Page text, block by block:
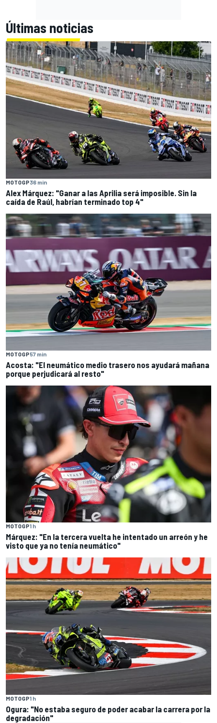
Últimas noticias
MOTOGP36 min
Alex Márquez: "Ganar a las Aprilia será imposible. Sin la
caída de Raúl, habrían terminado top 4"
MOTOGP57 min
Acosta: "El neumático medio trasero nos ayudará mañana
porque perjudicará al resto"
MOTOGP1 h
Márquez: "En la tercera vuelta he intentado un arreón y he
visto que ya no tenía neumático"
MOTOGP1 h
Ogura: "No estaba seguro de poder acabar la carrera por la
degradación"